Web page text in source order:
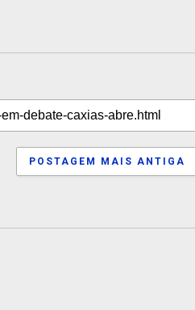
POSTAGEM MAIS ANTIGA